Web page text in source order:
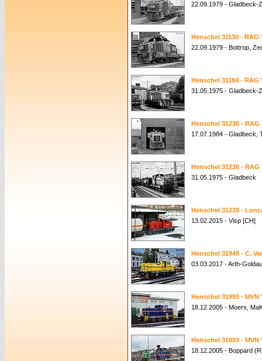
22.09.1979 - Gladbeck-
Henschel 31130 - RAG
22.09.1979 - Bottrop,
Henschel 31184 - RAG
31.05.1975 - Gladbeck-
Henschel 31236 - RAG
17.07.1984 - Gladbeck,
Henschel 31236 - RAG
31.05.1975 - Gladbeck
Henschel 31239 -
13.02.2015 - Visp [CH]
Henschel 31949 - C.
03.03.2017 - Arth-
Henschel 31993 - MVN
18.12.2005 - Moers,
Henschel 31993 - MVN
18.12.2005 - Boppard